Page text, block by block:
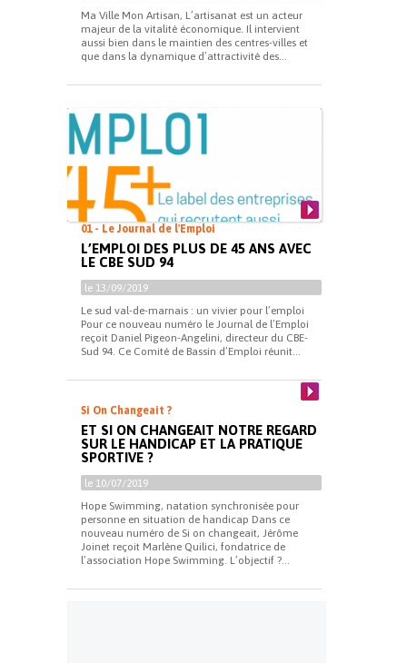
Ma Ville Mon Artisan, L’artisanat est un acteur
majeur de la vitalité économique. Il intervient
aussi bien dans le maintien des centres-villes et
que dans la dynamique d’attractivité des...
01 - Le Journal de l'Emploi
L’EMPLOI DES PLUS DE 45 ANS AVEC
LE CBE SUD 94
le 13/09/2019
Le sud val-de-marnais : un vivier pour l’emploi
Pour ce nouveau numéro le Journal de l’Emploi
reçoit Daniel Pigeon-Angelini, directeur du CBE-
Sud 94. Ce Comité de Bassin d’Emploi réunit...
Si On Changeait ?
ET SI ON CHANGEAIT NOTRE REGARD
SUR LE HANDICAP ET LA PRATIQUE
SPORTIVE ?
le 10/07/2019
Hope Swimming, natation synchronisée pour
personne en situation de handicap Dans ce
nouveau numéro de Si on changeait, Jérôme
Joinet reçoit Marlène Quilici, fondatrice de
l’association Hope Swimming. L’objectif ?...